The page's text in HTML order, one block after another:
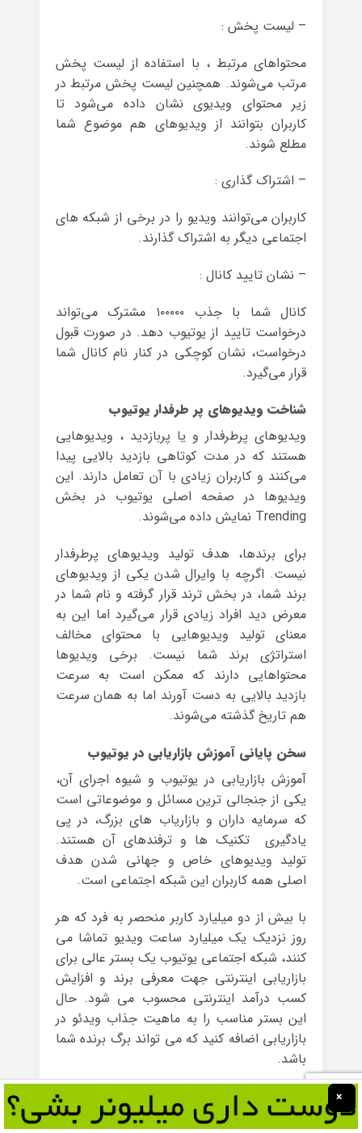
– لیست پخش :
محتواهای مرتبط ، با استفاده از لیست پخش
مرتب می‌شوند. همچنین لیست پخش مرتبط در
زیر محتوای ویدیوی نشان داده می‌شود تا
کاربران بتوانند از ویدیوهای هم موضوع شما
مطلع شوند.
– اشتراک گذاری :
کاربران می‌توانند ویدیو را در برخی از شبکه های
اجتماعی دیگر به اشتراک گذارند.
– نشان تایید کانال :
کانال شما با جذب ۱۰۰۰۰۰ مشترک می‌تواند
درخواست تایید از یوتیوب دهد. در صورت قبول
درخواست، نشان کوچکی در کنار نام کانال شما
قرار می‌گیرد.
شناخت ویدیوهای پر طرفدار یوتیوب
ویدیوهای پرطرفدار و یا پربازدید ، ویدیوهایی
هستند که در مدت کوتاهی بازدید بالایی پیدا
می‌کنند و کاربران زیادی با آن تعامل دارند. این
ویدیوها در صفحه اصلی یوتیوب در بخش
Trending نمایش داده می‌شوند.
برای برندها، هدف تولید ویدیوهای پرطرفدار
نیست. اگرچه با وایرال شدن یکی از ویدیوهای
برند شما، در بخش ترند قرار گرفته و نام شما در
معرض دید افراد زیادی قرار می‌گیرد اما این به
معنای تولید ویدیوهایی با محتوای مخالف
استراتژی برند شما نیست. برخی ویدیوها
محتواهایی دارند که ممکن است به سرعت
بازدید بالایی به دست آورند اما به همان سرعت
هم تاریخ گذشته می‌شوند.
سخن پایانی آموزش بازاریابی در یوتیوب
آموزش بازاریابی در یوتیوب و شیوه اجرای آن،
یکی از جنجالی ترین مسائل و موضوعاتی است
که سرمایه داران و بازاریاب های بزرگ، در پی
یادگیری تکنیک ها و ترفندهای آن هستند.
تولید ویدیوهای خاص و جهانی شدن هدف
اصلی همه کاربران این شبکه اجتماعی است.
با بیش از دو میلیارد کاربر منحصر به فرد که هر
روز نزدیک یک میلیارد ساعت ویدیو تماشا می
کنند، شبکه اجتماعی یوتیوب یک بستر عالی برای
بازاریابی اینترنتی جهت معرفی برند و افزایش
کسب درآمد اینترنتی محسوب می شود. حال
این بستر مناسب را به ماهیت جذاب ویدئو در
بازاریابی اضافه کنید که می تواند برگ برنده شما
باشد.
نکته آخر اهمیت آموزش بازاریابی در یوتیوب این
است که این نوع بازاریابی ویدئویی به بازاریابان
×